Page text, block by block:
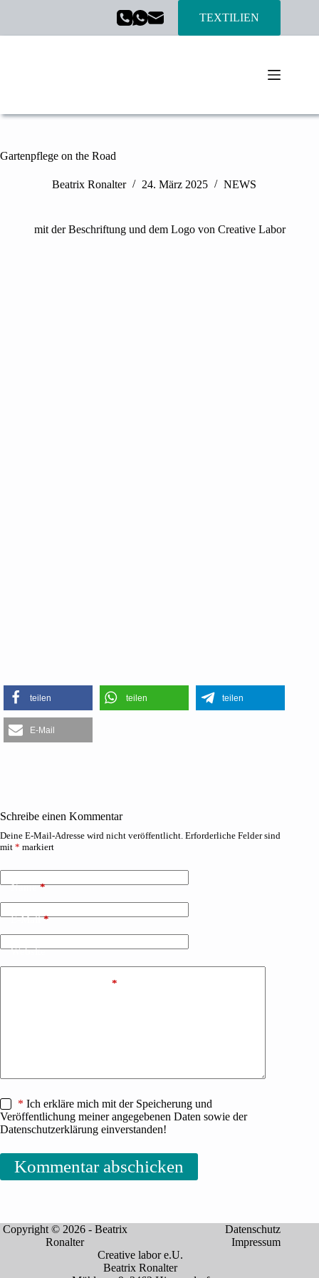
TEXTILIEN
Gartenpflege on the Road
Beatrix Ronalter 24. März 2025 NEWS
mit der Beschriftung und dem Logo von Creative Labor
teilen teilen teilen
E-Mail
Schreibe einen Kommentar
Deine E-Mail-Adresse wird nicht veröffentlicht. Erforderliche Felder sind
mit * markiert
Name*
E-Mail*
Website
*
* Ich erkläre mich mit der Speicherung und
Veröffentlichung meiner angegebenen Daten sowie der
Datenschutzerklärung einverstanden!
Kommentar abschicken
Copyright © 2026 - Beatrix
Ronalter
Datenschutz
Impressum
Creative labor e.U.
Beatrix Ronalter